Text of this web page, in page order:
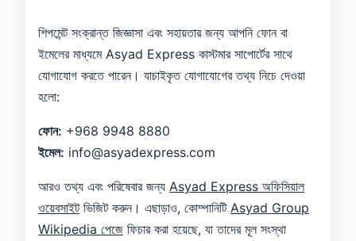
শিপমেন্ট সংক্রান্ত জিজ্ঞাসা এবং সহায়তার জন্য আপনি ফোন বা
ইমেলের মাধ্যমে Asyad Express কাস্টমার সাপোর্টের সাথে
যোগাযোগ করতে পারেন। যাচাইকৃত যোগাযোগের তথ্য নিচে দেওয়া
হলো:
ফোন: +968 9948 8880
ইমেল: info@asyadexpress.com
আরও তথ্য এবং পরিষেবার জন্য Asyad Express অফিসিয়াল
ওয়েবসাইটভিজিট করুন। এছাড়াও, কোম্পানিটি Asyad Group
Wikipedia পেজে ফিচার করা হয়েছে, যা তাদের মূল সংস্থা